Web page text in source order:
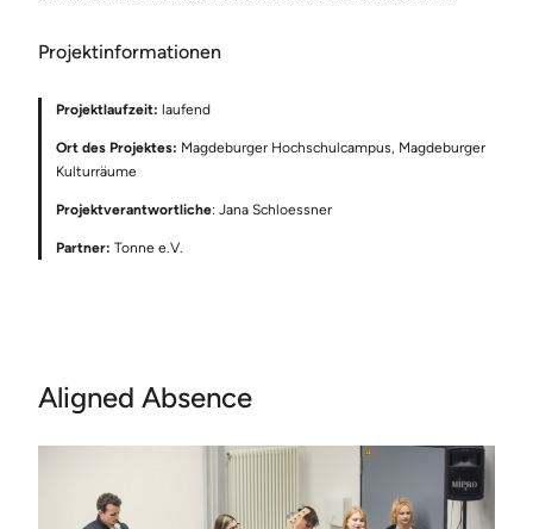
Projektinformationen
Projektlaufzeit: laufend
Ort des Projektes: Magdeburger Hochschulcampus, Magdeburger
Kulturräume
Projektverantwortliche: Jana Schloessner
Partner: Tonne e.V.
Aligned Absence